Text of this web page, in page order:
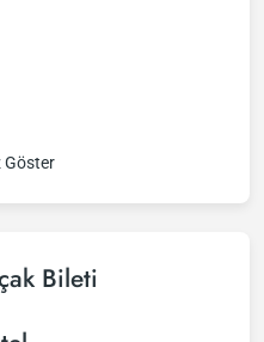
Göster
Bileti